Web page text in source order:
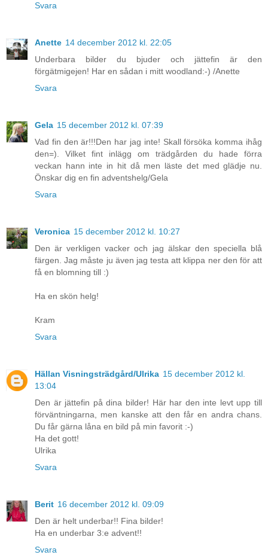
Svara
Anette 14 december 2012 kl. 22:05
Underbara bilder du bjuder och jättefin är den
förgätmigejen! Har en sådan i mitt woodland:-) /Anette
Svara
Gela 15 december 2012 kl. 07:39
Vad fin den är!!!Den har jag inte! Skall försöka komma ihåg
den=). Vilket fint inlägg om trädgården du hade förra
veckan hann inte in hit då men läste det med glädje nu.
Önskar dig en fin adventshelg/Gela
Svara
Veronica 15 december 2012 kl. 10:27
Den är verkligen vacker och jag älskar den speciella blå
färgen. Jag måste ju även jag testa att klippa ner den för att
få en blomning till :)
Ha en skön helg!
Kram
Svara
Hällan Visningsträdgård/Ulrika 15 december 2012 kl.
13:04
Den är jättefin på dina bilder! Här har den inte levt upp till
förväntningarna, men kanske att den får en andra chans.
Du får gärna låna en bild på min favorit :-)
Ha det gott!
Ulrika
Svara
Berit 16 december 2012 kl. 09:09
Den är helt underbar!! Fina bilder!
Ha en underbar 3:e advent!!
Svara